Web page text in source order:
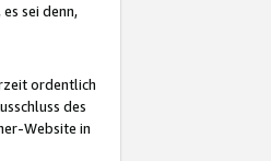
sei denn,
ordentlich
des
Website in